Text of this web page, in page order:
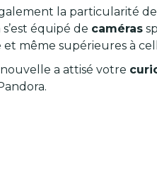
la particularité de
équipé de caméras
même supérieures à
a attisé votre